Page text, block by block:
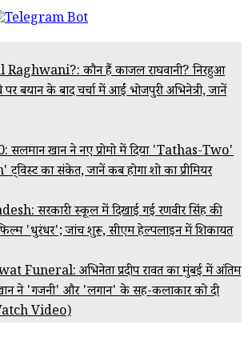
कौन हैं काजल राघवानी? निरहुआ
बयान के बाद चर्चा में आईं भोजपुरी अभिनेत्री, जानें
खान ने नए प्रोमो में दिया 'Tathas-Two'
का संकेत, जानें कब होगा शो का प्रीमियर
सरकारी स्कूल में दिखाई गई रणवीर सिंह की
'धुरंधर'; जांच शुरू, सीएम हेल्पलाइन में शिकायत
Funeral: अभिनेता प्रदीप रावत का मुंबई में अंतिम
ने 'गजनी' और 'लगान' के सह-कलाकार को दी
Video)